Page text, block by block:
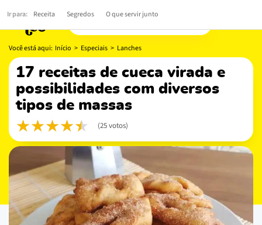
Você está aqui: Início > Especiais > Lanches
17 receitas de cueca virada e
possibilidades com diversos
tipos de massas
(25 votos)
Ir para: Receita Segredos O que servir junto